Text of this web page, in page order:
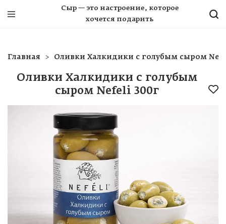
Сыр — это настроение, которое
хочется подарить
Главная Оливки Халкидики с голубым сыром
Оливки Халкидики с голубым
сыром Nefeli 300г